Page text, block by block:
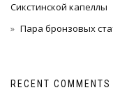
Сикстинской капеллы
Пара бронзовых
RECENT COMMENTS